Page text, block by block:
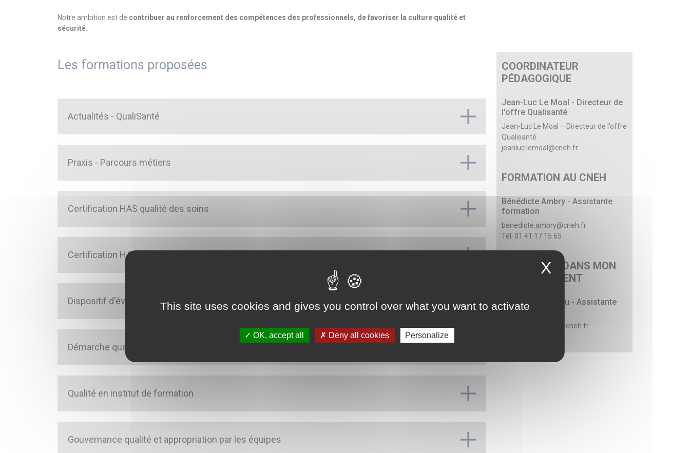
Notre ambition est de contribuer au renforcement des compétences des professionnels, de favoriser la culture qualité et
sécurité.
Les formations proposées
Actualités - QualiSanté
Praxis - Parcours métiers
Certification HAS qualité des soins
Certification HAS – Sécurité numérique
Dispositif d'évaluation HAS des ESSMS
Démarche qualité
Qualité en institut de formation
Gouvernance qualité et appropriation par les équipes
COORDINATEUR
PÉDAGOGIQUE
Jean-Luc Le Moal - Directeur de
l'offre Qualisanté
Jean-Luc Le Moal – Directeur de l’offre
Qualisanté
jeanluc.lemoal@cneh.fr
FORMATION AU CNEH
Bénédicte Ambry - Assistante
formation
benedicte.ambry@cneh.fr
Tél. 01 41 17 15 65
FORMATION DANS MON
ÉTABLISSEMENT
Mélanie Doisneau - Assistante
formation
melanie.doisneau@cneh.fr
X
This site uses cookies and gives you control over what you want to activate
OK, accept all Deny all cookies Personalize